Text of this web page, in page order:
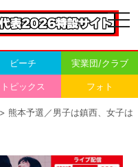
ビーチ 実業団/クラブ
トピックス フォト
> 熊本予選／男子は鎮西、女子は